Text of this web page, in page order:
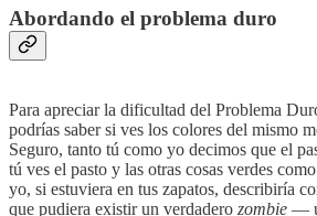
Abordando el problema duro
Para apreciar la dificultad del Problema
podrías saber si ves los colores del mismo
Seguro, tanto tú como yo decimos que el
tú ves el pasto y las otras cosas verdes
yo, si estuviera en tus zapatos, describiría
que pudiera existir un verdadero zombie —